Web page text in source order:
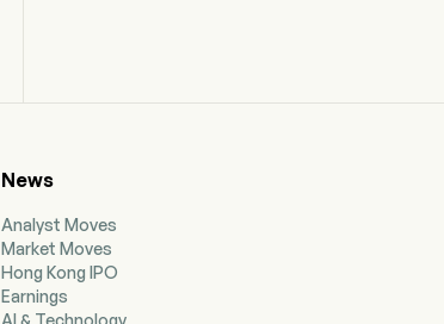
News
Analyst Moves
Market Moves
Hong Kong IPO
Earnings
AI & Technology